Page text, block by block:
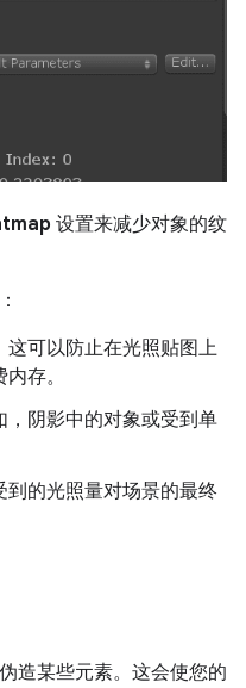
设置来减少对象的纹
可以防止在光照贴图上
存。
阴影中的对象或受到单
的光照量对场景的最终
造某些元素。这会使您的